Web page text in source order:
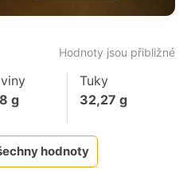
Hodnoty jsou přibližné
g
Tuky
32,27 g
hodnoty